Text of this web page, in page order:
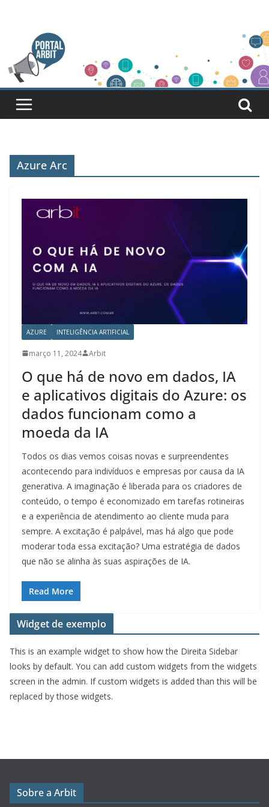
conteúdo
Azure Arc
AZURE INTELIGÊNCIA ARTIFICIAL
março 11, 2024 Arbit
O que há de novo em dados, IA
e aplicativos digitais do Azure: os
dados funcionam como a
moeda da IA
Todos os dias vemos coisas novas e surpreendentes
acontecendo para indivíduos e empresas por causa da IA ​​
generativa. A imaginação é liberada para os criadores de
conteúdo, o tempo é economizado em tarefas rotineiras
e a experiência de atendimento ao cliente muda para
sempre. A excitação é palpável, mas há algo que pode
moderar toda essa excitação? Uma estratégia de dados
que não se alinha às suas aspirações de IA.
Read More
Widget de exemplo
This is an example widget to show how the Direita Sidebar
looks by default. You can add custom widgets from the widgets
screen in the admin. If custom widgets is added than this will be
replaced by those widgets.
Sobre a Arbit